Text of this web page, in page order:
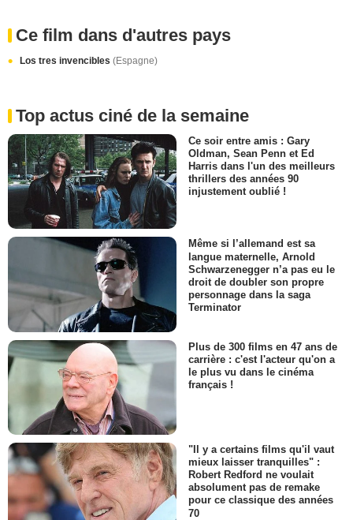
Ce film dans d'autres pays
Los tres invencibles (Espagne)
Top actus ciné de la semaine
Ce soir entre amis : Gary
Oldman, Sean Penn et Ed
Harris dans l'un des meilleurs
thrillers des années 90
injustement oublié !
Même si l’allemand est sa
langue maternelle, Arnold
Schwarzenegger n’a pas eu le
droit de doubler son propre
personnage dans la saga
Terminator
Plus de 300 films en 47 ans de
carrière : c'est l'acteur qu'on a
le plus vu dans le cinéma
français !
"Il y a certains films qu'il vaut
mieux laisser tranquilles" :
Robert Redford ne voulait
absolument pas de remake
pour ce classique des années
70